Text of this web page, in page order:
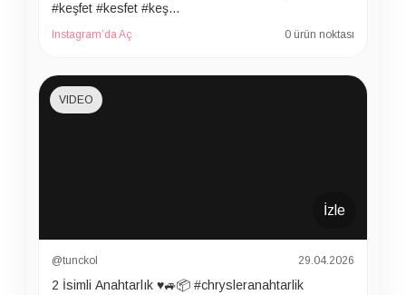
#keşfet #kesfet #keş…
Instagram’da Aç 0 ürün noktası
İzle
VIDEO
@tunckol 29.04.2026
2 İsimli Anahtarlık ♥️🚙📦 #chrysleranahtarlik